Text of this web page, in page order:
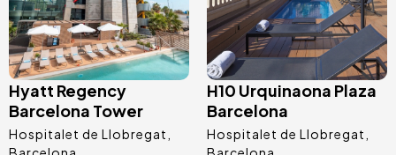
Hyatt Regency
Barcelona Tower
Hospitalet de Llobregat
H10 Urquinaona Plaza
Barcelona
Hospitalet de Llobregat